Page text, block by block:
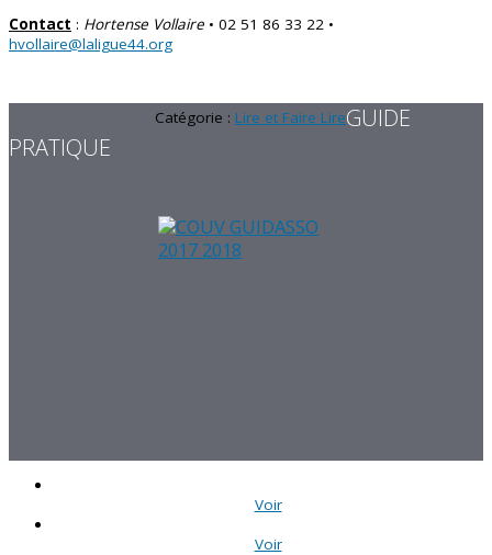
Contact : Hortense Vollaire • 02 51 86 33 22 •
hvollaire@laligue44.org
Catégorie : Lire et Faire LireGUIDE
PRATIQUE
Voir
Voir